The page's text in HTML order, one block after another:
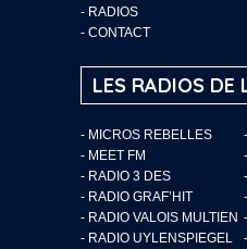
- RADIOS
- CONTACT
LES RADIOS DE
- MICROS REBELLES
- MEET FM
- RADIO 3 DES
- RADIO GRAF’HIT
- RADIO VALOIS MULTIEN
- RADIO UYLENSPIEGEL